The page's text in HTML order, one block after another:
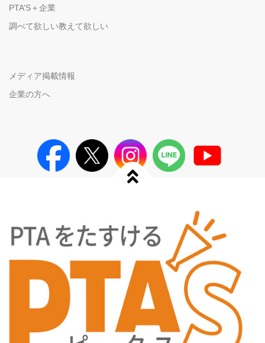
PTA’S＋企業
調べて欲しい教えて欲しい
メディア掲載情報
企業の方へ